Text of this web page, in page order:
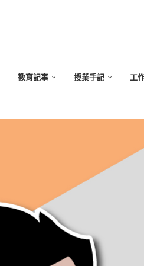
教育記事 授業手記 工